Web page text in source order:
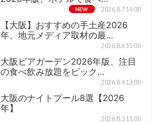
NEW 2026.8.7 14:00
【大阪】おすすめの手土産2026
年、地元メディア取材の最…
2026.8.6 15:00
大阪ビアガーデン2026年版、注目
の食べ飲み放題をピック…
2026.8.4 13:00
大阪のナイトプール8選【2026
年】
2026.8.3 11:00